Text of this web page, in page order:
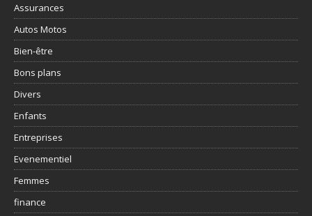
Assurances
Autos Motos
Bien-être
Bons plans
Divers
Enfants
Entreprises
Evenementiel
Femmes
finance